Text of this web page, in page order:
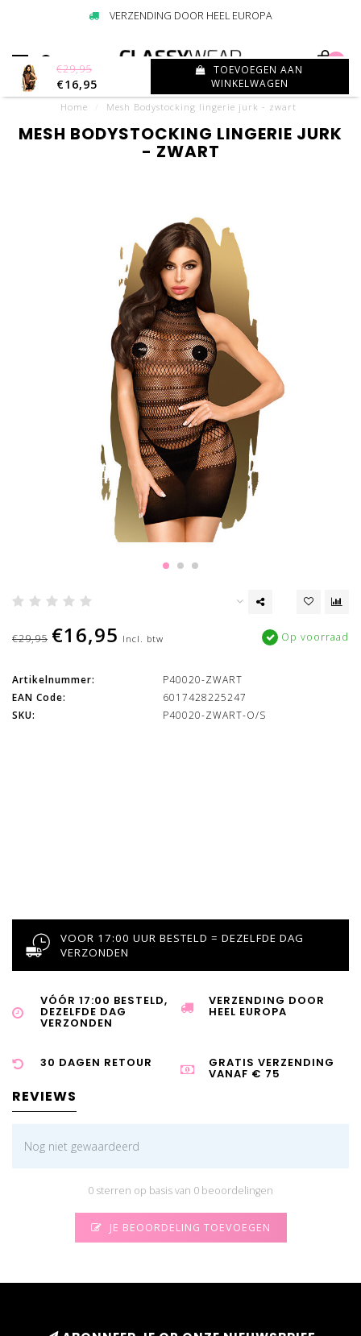
VERZENDING DOOR HEEL EUROPA
0
Home Mesh Bodystocking lingerie jurk - zwart
€29,95
€16,95
TOEVOEGEN AAN
WINKELWAGEN
MESH BODYSTOCKING LINGERIE JURK
- ZWART
€29,95 €16,95 Incl. btw Op voorraad
Artikelnummer:
P40020-ZWART
EAN Code:
6017428225247
SKU:
P40020-ZWART-O/S
VOOR 17:00 UUR BESTELD = DEZELFDE DAG
VERZONDEN
VÓÓR 17:00 BESTELD,
DEZELFDE DAG
VERZONDEN
VERZENDING DOOR
HEEL EUROPA
30 DAGEN RETOUR GRATIS VERZENDING
VANAF € 75
REVIEWS
Nog niet gewaardeerd
0 sterren op basis van 0 beoordelingen
JE BEOORDELING TOEVOEGEN